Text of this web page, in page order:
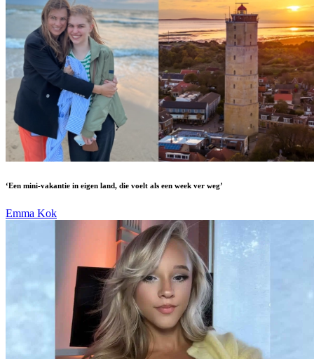
‘Een mini-vakantie in eigen land, die voelt als een week ver weg’
Emma Kok